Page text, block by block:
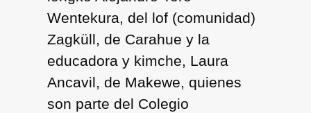
Wentekura, del lof (comunidad)
Zagküll, de Carahue y la
educadora y kimche, Laura
Ancavil, de Makewe, quienes
son parte del Colegio